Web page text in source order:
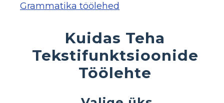
Grammatika töölehed
Kuidas Teha
Tekstifunktsioonide
Töölehte